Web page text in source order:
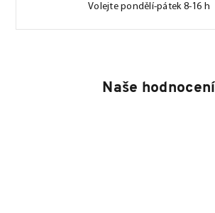
Volejte pondělí-pátek 8-16 h
Naše hodnocení